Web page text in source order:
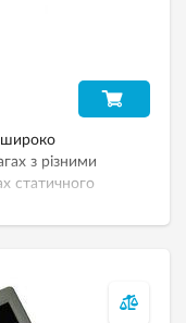
широко
з різними
статичного
700Ω.